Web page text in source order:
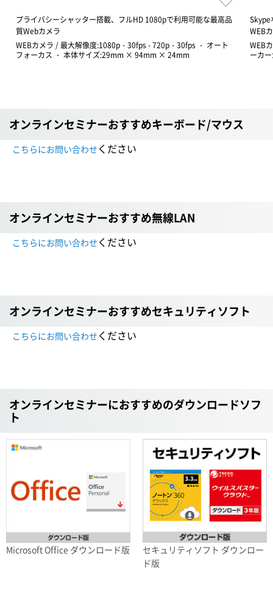
プライバシーシャッター搭載、フルHD 1080pで利用可能な最高品
質Webカメラ
WEBカメラ / 最大解像度:1080p・30fps - 720p・30fps ・ オート
フォーカス ・ 本体サイズ:29mm × 94mm × 24mm
Skype
WEB
WEB
ーカ
オンラインセミナーおすすめキーボード/マウス
こちらにお問い合わせ ください
オンラインセミナーおすすめ無線LAN
こちらにお問い合わせ ください
オンラインセミナーおすすめセキュリティソフト
こちらにお問い合わせ ください
オンラインセミナーにおすすめのダウンロードソフ
ト
Microsoft Office ダウンロード版
セキュリティソフト ダウンロー
ド版